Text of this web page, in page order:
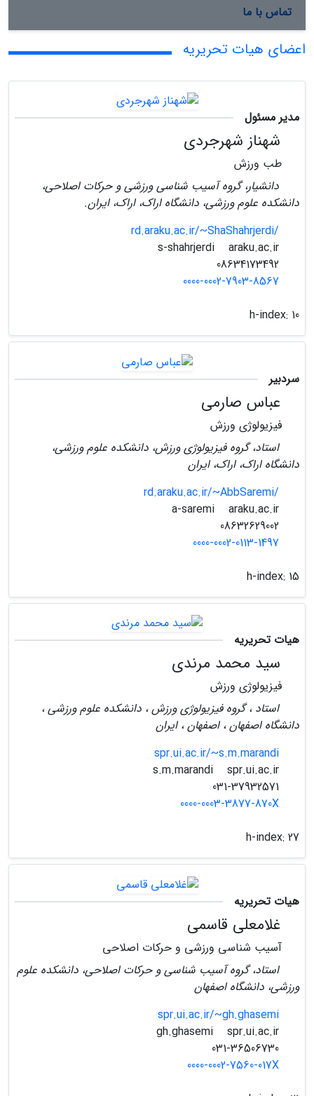
تماس با ما
اعضای هیات تحریریه
مدیر مسئول
شهناز شهرجردی
طب ورزش
دانشیار، گروه آسیب شناسی ورزشی و حرکات اصلاحی،
دانشکده علوم ورزشی، دانشگاه اراک، اراک، ایران.
rd.araku.ac.ir/~ShaShahrjerdi/
araku.ac.ir
0000-0002-7903-8567
h-index: 10
سردبیر
عباس صارمی
فیزیولوژی ورزش
استاد، گروه فیزیولوژی ورزش، دانشکده علوم ورزشی،
دانشگاه اراک، اراک، ایران
rd.araku.ac.ir/~AbbSaremi/
araku.ac.ir
0000-0002-0113-1497
h-index: 15
هیات تحریریه
سید محمد مرندی
فیزیولوژی ورزش
استاد ، گروه فیزیولوژی ورزش ، دانشکده علوم ورزشی ،
دانشگاه اصفهان ، اصفهان ، ایران
spr.ui.ac.ir/~s.m.marandi
spr.ui.ac.ir
0000-0003-3877-870X
h-index: 27
هیات تحریریه
غلامعلی قاسمی
آسیب شناسی ورزشی و حرکات اصلاحی
استاد، گروه آسیب شناسی و حرکات اصلاحی، دانشکده علوم
ورزشی، دانشگاه اصفهان
spr.ui.ac.ir/~gh.ghasemi
spr.ui.ac.ir
0000-0002-7560-017X